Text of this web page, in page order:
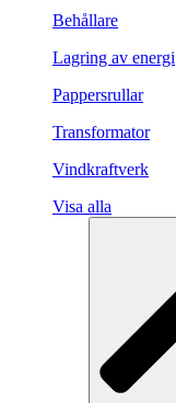
Behållare
Lagring av energi
Pappersrullar
Transformator
Vindkraftverk
Visa alla